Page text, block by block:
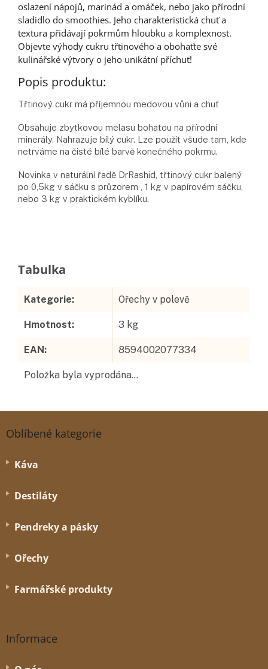
oslazení nápojů, marinád a omáček, nebo jako přírodní
sladidlo do smoothies. Jeho charakteristická chuť a
textura přidávají pokrmům hloubku a komplexnost.
Objevte výhody cukru třtinového a obohaťte své
kulinářské výtvory o jeho unikátní příchuť!
Popis produktu:
Třtinový cukr má příjemnou medovou vůni a chuť
Obsahuje zbytkovou melasu bohatou na přírodní
minerály. Nahrazuje bílý cukr. Lze použít všude tam, kde
netrváme na čisté bílé barvě konečného pokrmu.
Novinka v naturální řadě DrRashid, třtinový cukr balený
po 0,5kg v sáčku s průzorem , 1 kg v papírovém sáčku,
nebo 3 kg v praktickém kyblíku.
Kategorie: Ořechy v polevě
Hmotnost: 3 kg
EAN : 8594002077334
Položka byla vyprodána…
Oblíbené kategorie
Káva
Destiláty
Pendreky a pásky
Ořechy
Farmářské produkty
Informace